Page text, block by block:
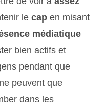
le cap en misant
médiatique
bien actifs et
pendant que
peuvent que
dans les